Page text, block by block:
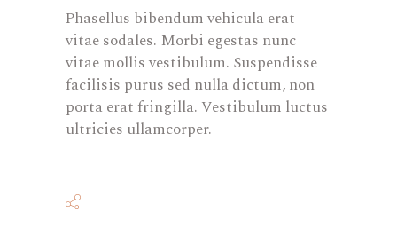
Phasellus bibendum vehicula erat
vitae sodales. Morbi egestas nunc
vitae mollis vestibulum. Suspendisse
facilisis purus sed nulla dictum, non
porta erat fringilla. Vestibulum luctus
ultricies ullamcorper.